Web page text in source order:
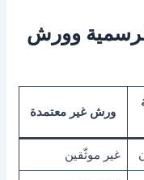
وورش
ورش غير معتمدة
غير موثّقين